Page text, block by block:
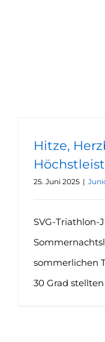
Hitze,
25. Juni 2025 |
SVG-Triathlon-
sommerlichen
30 Grad stellten